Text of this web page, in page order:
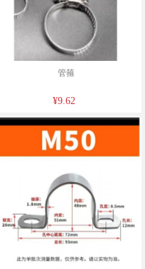
管箍
¥9.62